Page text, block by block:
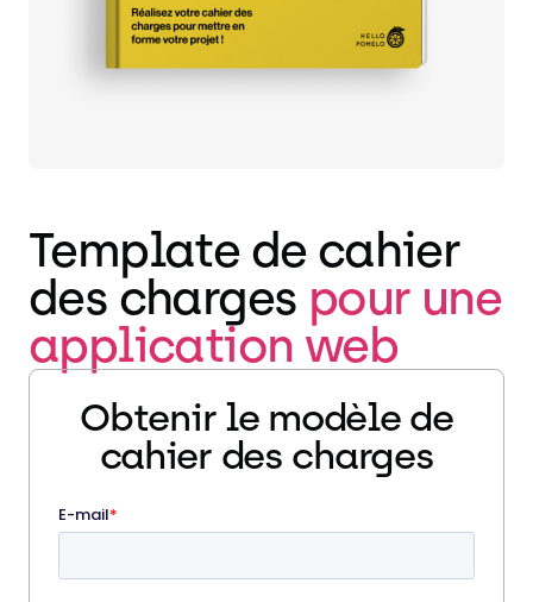
Template de cahier
des charges pour une
application web
Obtenir le modèle de
cahier des charges